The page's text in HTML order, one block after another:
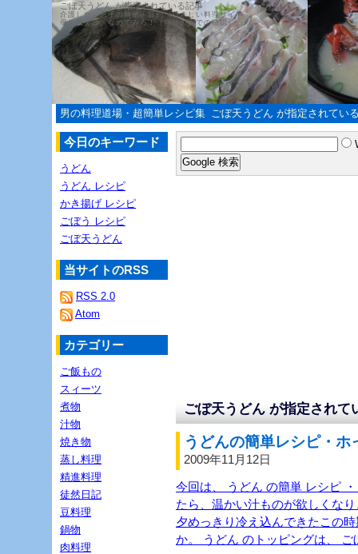
ごぼ天うどん が指定されている記事
介護した、息子の簡単・節約・やさしい料理サイト
母の教えは、なめてみろ！（自分の舌での確認）
男の料理道場・超簡単レシピ集 ごぼ天うどん が指定されてい
ごぼ天うどん が指定されて
うどんの簡単レシピ・
2009年11月12日
今回は、 うどん の簡単 レシピ
たら、温かい汁ものが欲しくな
夕めっきり冷え込んできたこの
か。 うどん のトッピングは、
今日のキーワード
うどん
うどん レシピ
かき揚げ レシピ
ごぼう レシピ
ごぼ天うどん
当サイトのRSS
RSS 2.0
Atom
カテゴリー
ご飯もの
スィーツ
煮物
汁物
焼き物
蒸し料理
精進料理
徒然日記
豆料理
鍋物
肉料理